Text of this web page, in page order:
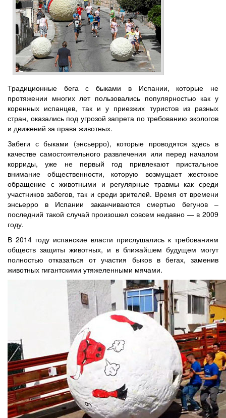
Традиционные бега с быками в Испании, которые не
протяжении многих лет пользовались популярностью как у
коренных испанцев, так и у приезжих туристов из разных
стран, оказались под угрозой запрета по требованию экологов
и движений за права животных.
Забеги с быками (энсьерро), которые проводятся здесь в
качестве самостоятельного развлечения или перед началом
корриды, уже не первый год привлекают пристальное
внимание общественности, которую возмущает жестокое
обращение с животными и регулярные травмы как среди
участников забегов, так и среди зрителей. Время от времени
энсьерро в Испании заканчиваются смертью бегунов –
последний такой случай произошел совсем недавно — в 2009
году.
В 2014 году испанские власти прислушались к требованиям
обществ защиты животных, и в ближайшем будущем могут
полностью отказаться от участия быков в бегах, заменив
животных гигантскими утяжеленными мячами.